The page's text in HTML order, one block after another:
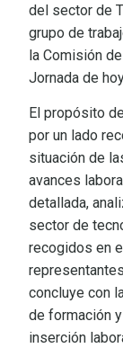
del sector de
grupo de
la Comisión
Jornada de
El propósito
por un lado
situación de
avances
detallada,
sector de
recogidos en
concluye con
de formación
inserción